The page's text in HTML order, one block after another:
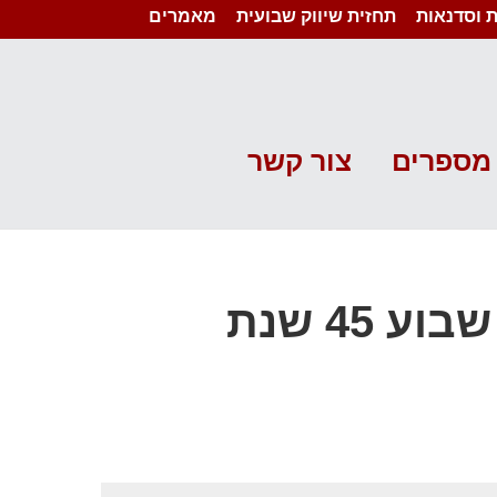
וסדנאות תחזית שיווק שבועית מאמרים
מספרים צור קשר
מוגן: תחזית שיווק שבועית- שבוע 45 שנת